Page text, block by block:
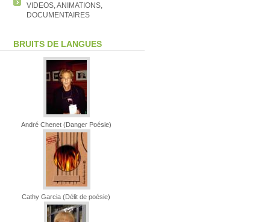
VIDEOS, ANIMATIONS,
DOCUMENTAIRES
BRUITS DE LANGUES
André Chenet (Danger Poésie)
Cathy Garcia (Délit de poésie)